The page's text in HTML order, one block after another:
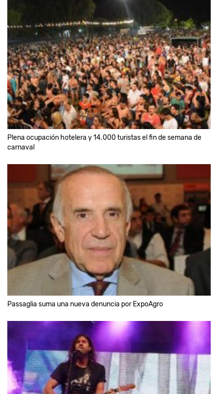
Plena ocupación hotelera y 14.000 turistas el fin de semana de
carnaval
Passaglia suma una nueva denuncia por ExpoAgro